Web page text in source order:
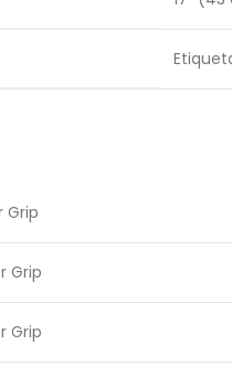
Grip
Grip
Grip